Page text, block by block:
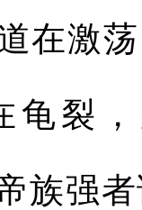
在激
龟裂
族强